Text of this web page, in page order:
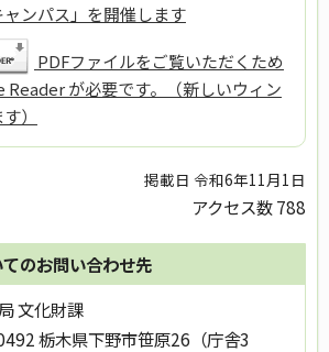
ャンパス」を開催します
PDFファイルをご覧いただくため
Reader が必要です。（新しいウィン
）
掲載日 令和6年11月1日
アクセス数788
のお問い合わせ先
文化財課
栃木県下野市笹原26（庁舎3